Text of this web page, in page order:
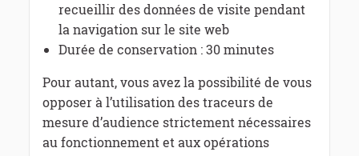
recueillir des données de visite pendant
la navigation sur le site web
Durée de conservation : 30 minutes
Pour autant, vous avez la possibilité de vous
opposer à l’utilisation des traceurs de
mesure d’audience strictement nécessaires
au fonctionnement et aux opérations